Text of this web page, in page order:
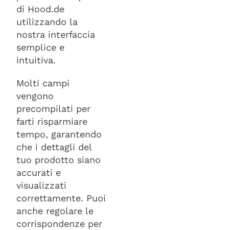
di Hood.de
utilizzando la
nostra interfaccia
semplice e
intuitiva.
Molti campi
vengono
precompilati per
farti risparmiare
tempo, garantendo
che i dettagli del
tuo prodotto siano
accurati e
visualizzati
correttamente. Puoi
anche regolare le
corrispondenze per